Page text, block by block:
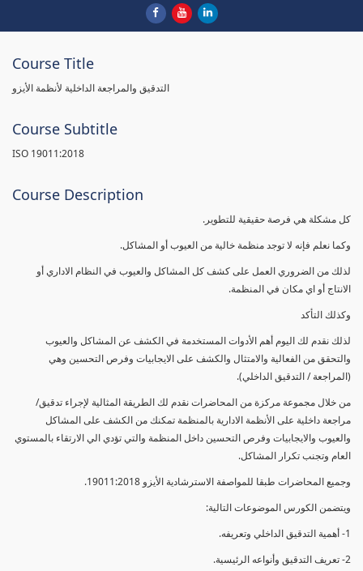
Course Title
التدقيق والمراجعة الداخلية لأنظمة الأيزو
Course Subtitle
ISO 19011:2018
Course Description
كل مشكلة هي فرصة حقيقية للتطوير.
وكما نعلم فإنه لا توجد منظمة خالية من العيوب أو المشاكل.
لذلك من الضروري العمل على كشف كل المشاكل والعيوب في النظام الاداري أو
الانتاج أو اي مكان في المنظمة.
وكذلك التأكد
لذلك نقدم لك اليوم أهم الأدوات المستخدمة في الكشف عن المشاكل والعيوب
والتحقق من الفعالية والامتثال والكشف على الايجابيات وفرص التحسين وهي
(المراجعة / التدقيق الداخلي).
من خلال مجموعة مركزة من المحاضرات نقدم لك الطريقة المثالية لإجراء تدقيق/
مراجعة داخلية على الأنظمة الادارية بالمنظمة تمكنك من الكشف على المشاكل
والعيوب والايجابيات وفرص التحسين داخل المنظمة والتي تؤدي الي الارتقاء بالمستوي
العام وتجنب تكرار المشاكل.
وجميع المحاضرات طبقا للمواصفة الاسترشادية الأيزو 19011:2018.
ويتضمن الكورس الموضوعات التالية:
1- أهمية التدقيق الداخلي وتعريفه.
2- تعريف التدقيق وأنواعه الرئيسية.